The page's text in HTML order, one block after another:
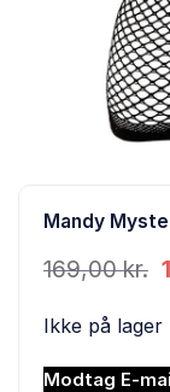
Mandy
169,00kr.
Ikke på lager
Modtag E-